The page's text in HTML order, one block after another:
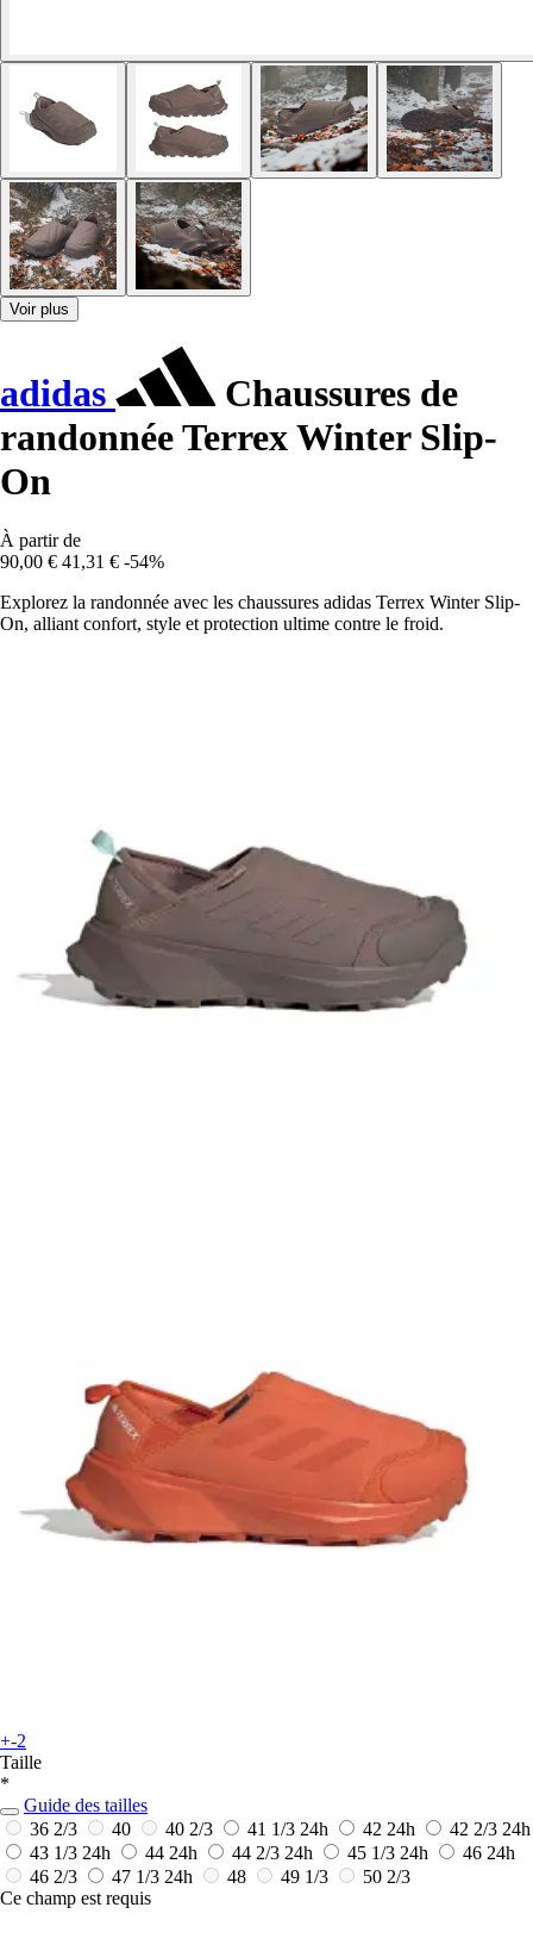
Voir plus
adidas
Chaussures de
randonnée Terrex Winter Slip-
On
À partir de
90,00 € 41,31 € -54%
Explorez la randonnée avec les chaussures adidas Terrex Winter Slip-
On, alliant confort, style et protection ultime contre le froid.
+-2
Taille
*
Guide des tailles
36 2/3
40 40 2/3 41 1/3 24h 42 24h 42 2/3 24h
43 1/3 24h 44 24h 44 2/3 24h 45 1/3 24h 46 24h
46 2/3
47 1/3 24h 48 49 1/3
50 2/3
Ce champ est requis